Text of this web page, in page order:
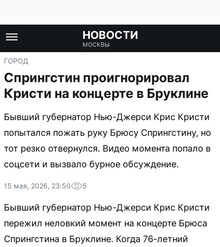
НОВОСТИ
МОСКВЫ
ГОРОД
Спрингстин проигнорировал
Кристи на концерте в Бруклине
Бывший губернатор Нью-Джерси Крис Кристи
попытался пожать руку Брюсу Спрингстину, но
тот резко отвернулся. Видео момента попало в
соцсети и вызвало бурное обсуждение.
15 мая, 2026, 23:50 5
Бывший губернатор Нью-Джерси Крис Кристи
пережил неловкий момент на концерте Брюса
Спрингстина в Бруклине. Когда 76-летний